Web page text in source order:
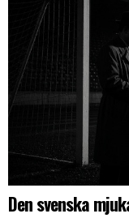
Den svenska